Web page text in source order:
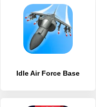
Idle Air Force Base